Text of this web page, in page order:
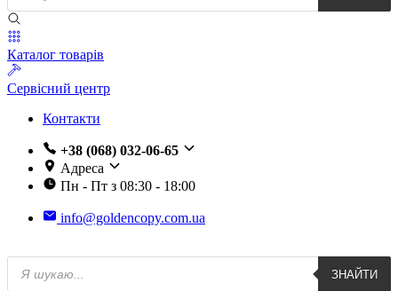
Каталог товарів
Сервісний центр
Контакти
+38 (068) 032-06-65
Адреса
Пн - Пт з 08:30 - 18:00
info@goldencopy.com.ua
Пошук
товарів
ЗНАЙТИ